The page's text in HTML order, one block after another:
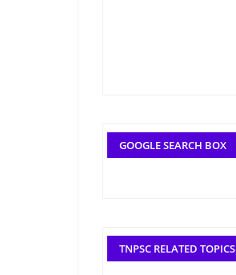
GOOGLE SEARCH BOX
TNPSC RELATED TOPICS